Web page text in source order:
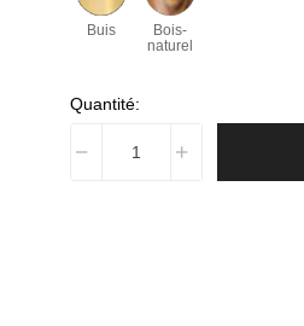
Buis
Bois-
naturel
Quantité: